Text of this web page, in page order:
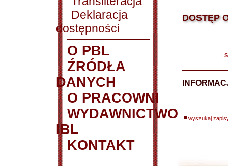
Deklaracja
dostępności
O PBL
ŹRÓDŁA
DANYCH
O PRACOWNI
WYDAWNICTWO
IBL
KONTAKT
DOSTĘP
|
wyszukaj